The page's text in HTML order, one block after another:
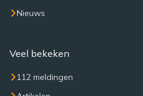
Nieuws
Veel bekeken
112 meldingen